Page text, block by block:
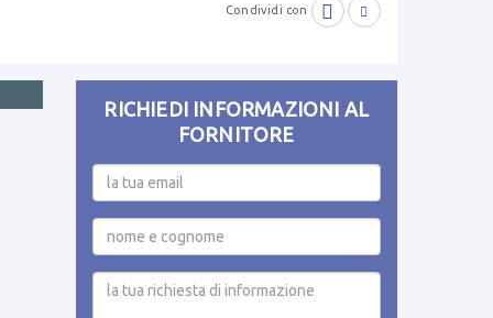
Condividi con  
RICHIEDI INFORMAZIONI AL
FORNITORE